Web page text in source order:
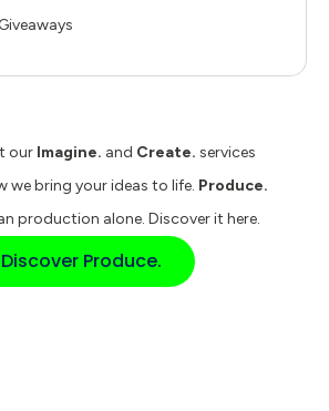
our Imagine. and Create. services
we bring your ideas to life. Produce.
production alone. Discover it here.
Discover Produce.